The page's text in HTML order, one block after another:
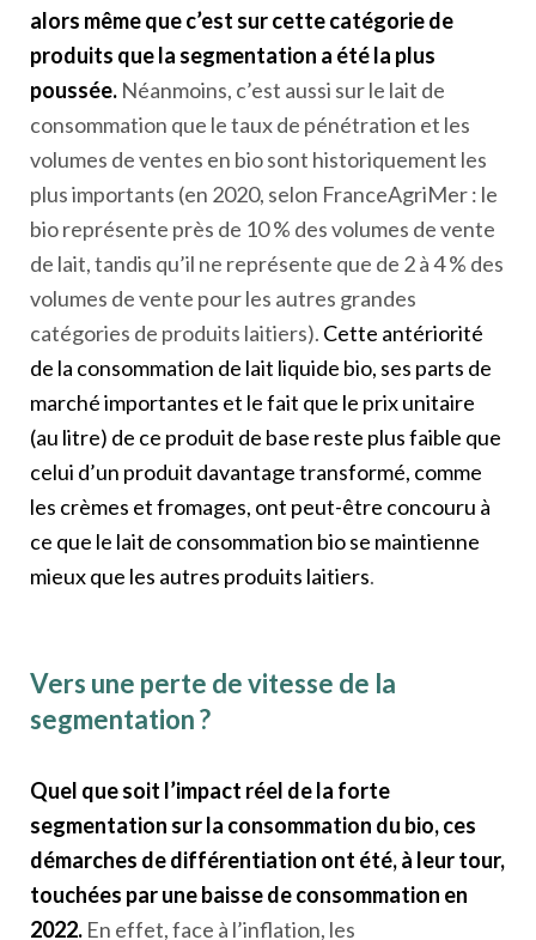
alors même que c’est sur cette catégorie de
produits que la segmentation a été la plus
poussée. Néanmoins, c’est aussi sur le lait de
consommation que le taux de pénétration et les
volumes de ventes en bio sont historiquement les
plus importants (en 2020, selon FranceAgriMer : le
bio représente près de 10 % des volumes de vente
de lait, tandis qu’il ne représente que de 2 à 4 % des
volumes de vente pour les autres grandes
catégories de produits laitiers). Cette antériorité
de la consommation de lait liquide bio, ses parts de
marché importantes et le fait que le prix unitaire
(au litre) de ce produit de base reste plus faible que
celui d’un produit davantage transformé, comme
les crèmes et fromages, ont peut-être concouru à
ce que le lait de consommation bio se maintienne
mieux que les autres produits laitiers.
Vers une perte de vitesse de la
segmentation ?
Quel que soit l’impact réel de la forte
segmentation sur la consommation du bio, ces
démarches de différentiation ont été, à leur tour,
touchées par une baisse de consommation en
2022. En effet, face à l’inflation, les